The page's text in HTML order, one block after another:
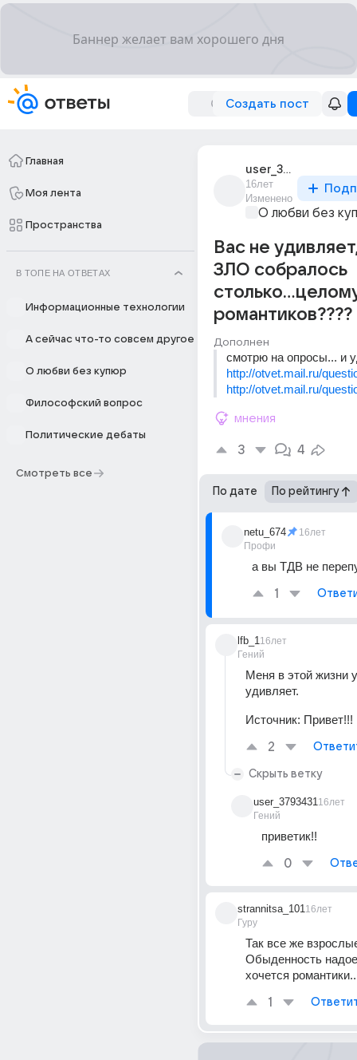
Создать пост
Главная
Моя лента
Пространства
В ТОПЕ НА ОТВЕТАХ
Информационные технологии
А сейчас что-то совсем другое
О любви без купюр
Философский вопрос
Политические дебаты
Смотреть все
user_3793431
16лет
Изменено
О любви без
Вас не
ЗЛО собралось
романтиков????
Дополнен
смотрю на опросы... и
http://otvet.mail.ru/
http://otvet.mail.ru/
мнения
3 4
По дате По рейтингу
netu_674
Профи
16лет
а вы ТДВ не
1
lfb_1
Гений
16лет
Меня в этой жизни
удивляет.
Источник: Привет!!!
2
Скрыть ветку
user_3793431
Гений
16лет
приветик!!
0
strannitsa_101
Гуру
16лет
Так все же
Обыденность
хочется
1